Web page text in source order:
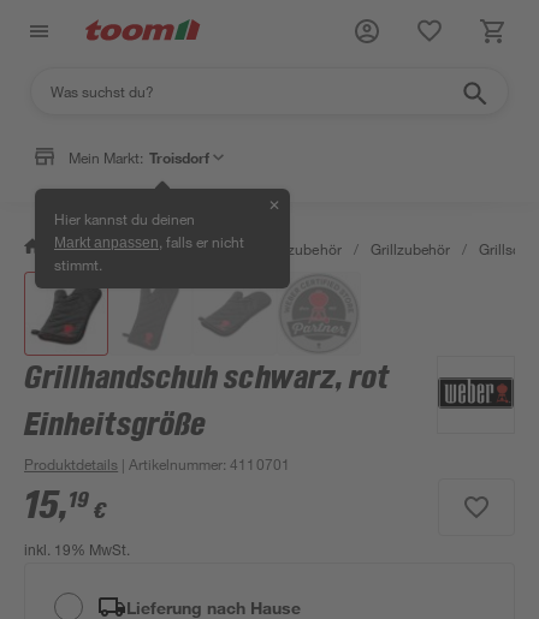
Mein Markt: Troisdorf
Hier kannst du deinen
Markt anpassen , falls er nicht
stimmt.
✕
/ Garten & Freizeit / Grills & Grillzubehör / Grillzubehör /
Grillhandschuh schwarz, rot
Einheitsgröße
Produktdetails | Artikelnummer:4110701
15,19 €
inkl. 19% MwSt.
Lieferung nach Hause